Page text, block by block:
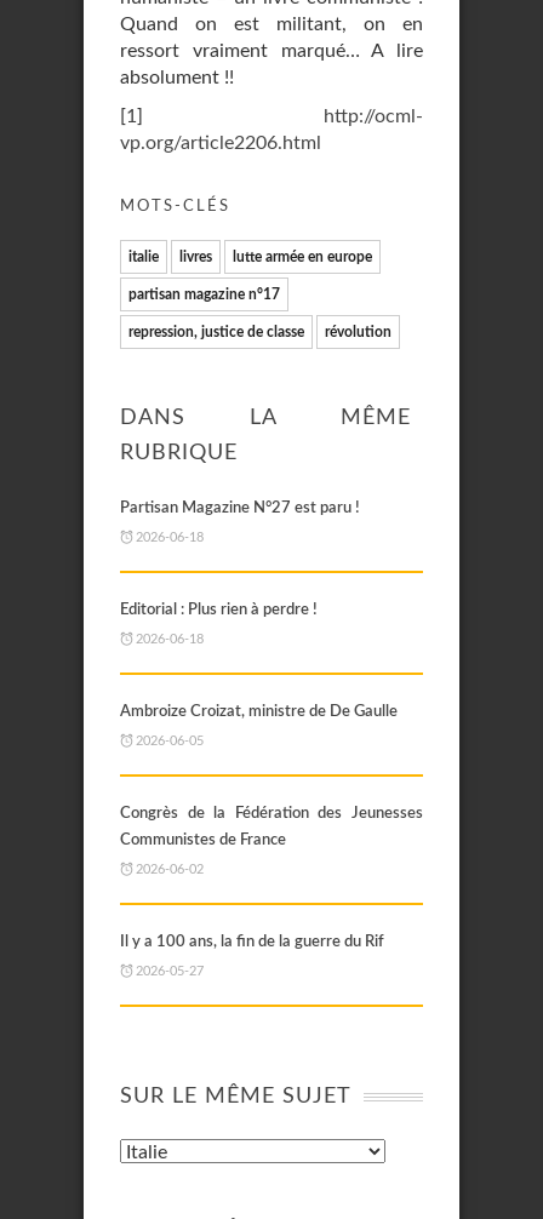
Quand on est militant, on en
ressort vraiment marqué… A lire
absolument !!
[1 ]
http://ocml-
vp.org/article2206.html
MOTS-CLÉS
italie livres lutte armée en europe
partisan magazine n°17
repression, justice de classe révolution
DANS LA MÊME
RUBRIQUE
Partisan Magazine N°27 est paru !
2026-06-18
Editorial : Plus rien à perdre !
2026-06-18
Ambroize Croizat, ministre de De Gaulle
2026-06-05
Congrès de la Fédération des Jeunesses
Communistes de France
2026-06-02
Il y a 100 ans, la fin de la guerre du Rif
2026-05-27
SUR LE MÊME SUJET